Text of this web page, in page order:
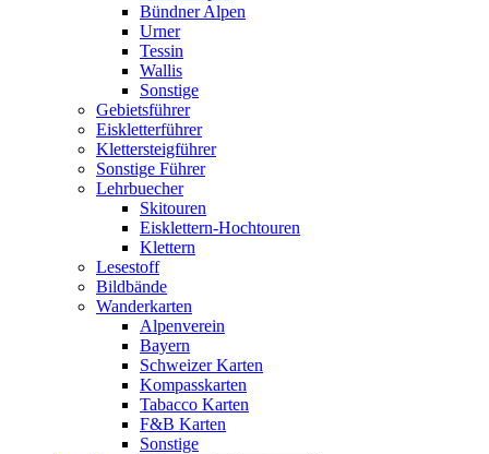
Bündner Alpen
Urner
Tessin
Wallis
Sonstige
Gebietsführer
Eiskletterführer
Klettersteigführer
Sonstige Führer
Lehrbuecher
Skitouren
Eisklettern-Hochtouren
Klettern
Lesestoff
Bildbände
Wanderkarten
Alpenverein
Bayern
Schweizer Karten
Kompasskarten
Tabacco Karten
F&B Karten
Sonstige